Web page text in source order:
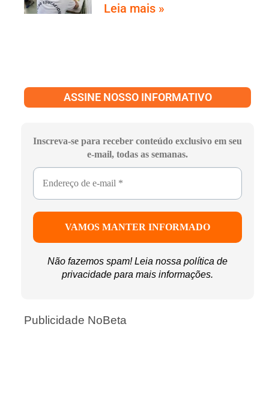
Leia mais »
ASSINE NOSSO INFORMATIVO
Inscreva-se para receber conteúdo exclusivo em seu
e-mail, todas as semanas.
Não fazemos spam! Leia nossa política de
privacidade para mais informações.
Publicidade NoBeta